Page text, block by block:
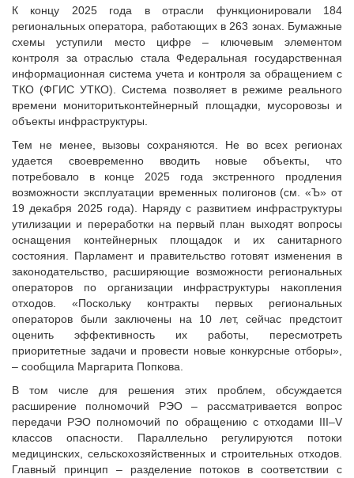
К концу 2025 года в отрасли функционировали 184
региональных оператора, работающих в 263 зонах. Бумажные
схемы уступили место цифре – ключевым элементом
контроля за отраслью стала Федеральная государственная
информационная система учета и контроля за обращением с
ТКО (ФГИС УТКО). Система позволяет в режиме реального
времени мониторитьконтейнерный площадки, мусоровозы и
объекты инфраструктуры.
Тем не менее, вызовы сохраняются. Не во всех регионах
удается своевременно вводить новые объекты, что
потребовало в конце 2025 года экстренного продления
возможности эксплуатации временных полигонов (см. «Ъ» от
19 декабря 2025 года). Наряду с развитием инфраструктуры
утилизации и переработки на первый план выходят вопросы
оснащения контейнерных площадок и их санитарного
состояния. Парламент и правительство готовят изменения в
законодательство, расширяющие возможности региональных
операторов по организации инфраструктуры накопления
отходов. «Поскольку контракты первых региональных
операторов были заключены на 10 лет, сейчас предстоит
оценить эффективность их работы, пересмотреть
приоритетные задачи и провести новые конкурсные отборы»,
– сообщила Маргарита Попкова.
В том числе для решения этих проблем, обсуждается
расширение полномочий РЭО – рассматривается вопрос
передачи РЭО полномочий по обращению с отходами III–V
классов опасности. Параллельно регулируются потоки
медицинских, сельскохозяйственных и строительных отходов.
Главный принцип – разделение потоков в соответствии с